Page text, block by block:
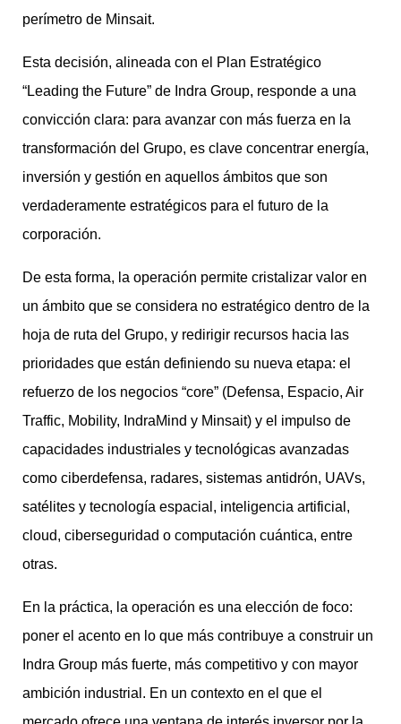
perímetro de Minsait.
Esta decisión, alineada con el Plan Estratégico
“Leading the Future” de Indra Group, responde a una
convicción clara: para avanzar con más fuerza en la
transformación del Grupo, es clave concentrar energía,
inversión y gestión en aquellos ámbitos que son
verdaderamente estratégicos para el futuro de la
corporación.
De esta forma, la operación permite cristalizar valor en
un ámbito que se considera no estratégico dentro de la
hoja de ruta del Grupo, y redirigir recursos hacia las
prioridades que están definiendo su nueva etapa: el
refuerzo de los negocios “core” (Defensa, Espacio, Air
Traffic, Mobility, IndraMind y Minsait) y el impulso de
capacidades industriales y tecnológicas avanzadas
como ciberdefensa, radares, sistemas antidrón, UAVs,
satélites y tecnología espacial, inteligencia artificial,
cloud, ciberseguridad o computación cuántica, entre
otras.
En la práctica, la operación es una elección de foco:
poner el acento en lo que más contribuye a construir un
Indra Group más fuerte, más competitivo y con mayor
ambición industrial. En un contexto en el que el